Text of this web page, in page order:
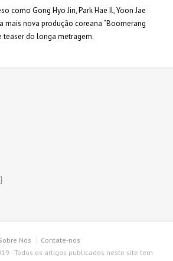
como Gong Hyo Jin, Park Hae Il, Yoon Jae
mais nova produção coreana “Boomerang
teaser do longa metragem.
Nós
Contate-nos
- Todos os artigos publicados neste site tem